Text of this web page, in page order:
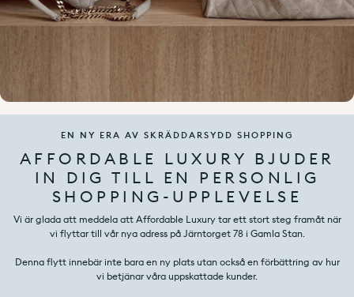
EN NY ERA AV SKRÄDDARSYDD SHOPPING
AFFORDABLE LUXURY BJUDER
IN DIG TILL EN PERSONLIG
SHOPPING-UPPLEVELSE
Vi är glada att meddela att Affordable Luxury tar ett stort steg framåt när
vi flyttar till vår nya adress på Järntorget 78 i Gamla Stan.
Denna flytt innebär inte bara en ny plats utan också en förbättring av hur
vi betjänar våra uppskattade kunder.